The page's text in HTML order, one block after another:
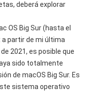
deberá explorar
OS Big Sur (hasta el
partir de mi última
2021, es posible que
sido totalmente
de macOS Big Sur. Es
sistema operativo